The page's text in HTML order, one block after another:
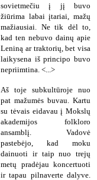
sovietmečiu į jį buvo
žiūrima labai įtariai, mažų
mažiausiai. Ne tik dėl to,
kad ten nebuvo dainų apie
Leniną ar traktorių, bet visa
laikysena iš principo buvo
nepriimtina. <...>
Aš toje subkultūroje nuo
pat mažumės buvau. Kartu
su tėvais eidavau į Mokslų
akademijos folkloro
ansamblį. Vadovė
pastebėjo, kad moku
dainuoti ir taip nuo trejų
metų pradėjau koncertuoti
ir tapau pilnaverte dalyve.